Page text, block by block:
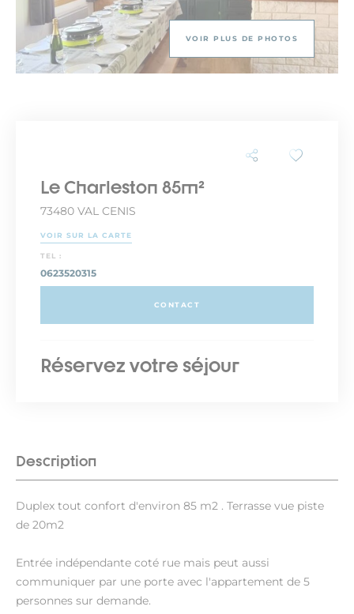
VOIR PLUS DE PHOTOS
Description
Duplex tout confort d'environ 85 m2 . Terrasse vue piste
de 20m2
Entrée indépendante coté rue mais peut aussi
communiquer par une porte avec l'appartement de 5
personnes sur demande.
Le Charleston 85m²
73480 VAL CENIS
VOIR SUR LA CARTE
TEL :
0623520315
CONTACT
Réservez votre séjour